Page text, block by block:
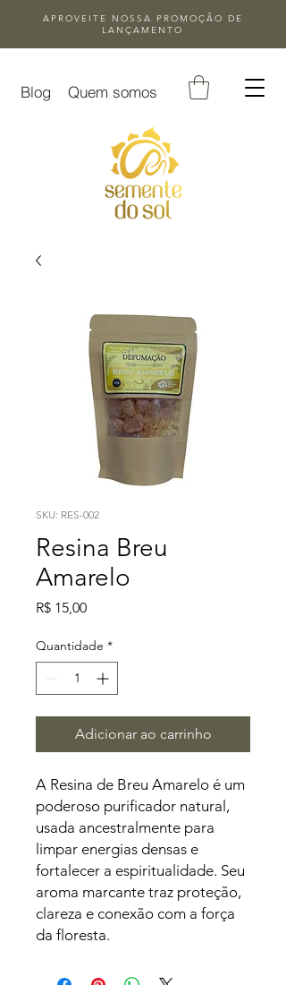
APROVEITE NOSSA
PROMOÇÃO DE
LANÇAMENTO
Blog Quem somos
SKU: RES-002
Resina Breu
Amarelo
R$ 15,00Preço
Quantidade *
Adicionar ao carrinho
A Resina de Breu Amarelo é um
poderoso purificador natural,
usada ancestralmente para
limpar energias densas e
fortalecer a espiritualidade. Seu
aroma marcante traz proteção,
clareza e conexão com a força
da floresta.